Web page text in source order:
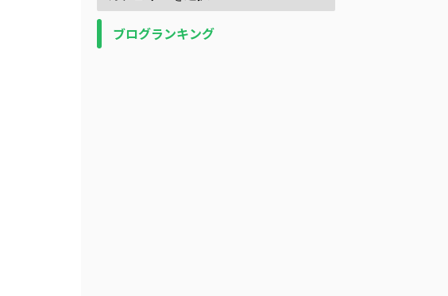
ブログランキング